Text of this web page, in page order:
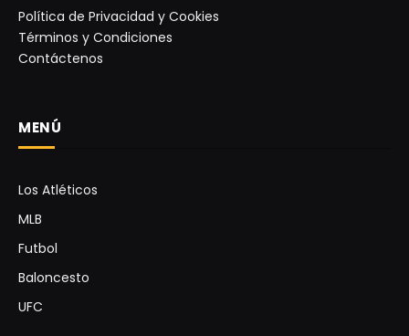
Política de Privacidad y Cookies
Términos y Condiciones
Contáctenos
MENÚ
Los Atléticos
MLB
Futbol
Baloncesto
UFC